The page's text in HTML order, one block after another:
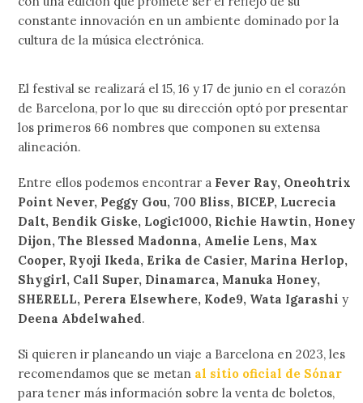
constante innovación en un ambiente dominado por la
cultura de la música electrónica.
El festival se realizará el 15, 16 y 17 de junio en el corazón
de Barcelona, por lo que su dirección optó por presentar
los primeros 66 nombres que componen su extensa
alineación.
Entre ellos podemos encontrar a Fever Ray, Oneohtrix
Point Never, Peggy Gou, 700 Bliss, BICEP, Lucrecia
Dalt, Bendik Giske, Logic1000, Richie Hawtin, Honey
Dijon, The Blessed Madonna, Amelie Lens, Max
Cooper, Ryoji Ikeda, Erika de Casier, Marina Herlop,
Shygirl, Call Super, Dinamarca, Manuka Honey,
SHERELL, Perera Elsewhere, Kode9, Wata Igarashi y
Deena Abdelwahed.
Si quieren ir planeando un viaje a Barcelona en 2023, les
recomendamos que se metan al sitio oficial de Sónar
para tener más información sobre la venta de boletos,